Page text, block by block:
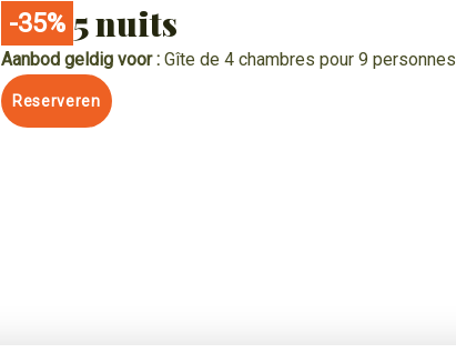
-35% 5 nuits
Aanbod geldig voor : Gîte de 4 chambres pour 9 personnes
Reserveren